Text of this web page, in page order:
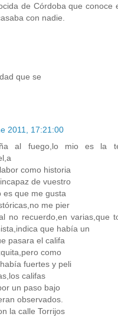
de Córdoba que conoce
con nadie.
que se
2011, 17:21:00
al fuego,lo mio es la
como historia
de vuestro
es que me gusta
me pier
no recuerdo,en varias,que
que había un
pasara el califa
como
fuertes y peli
califas
un paso bajo
observados.
la calle Torrijos